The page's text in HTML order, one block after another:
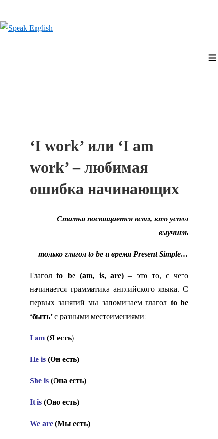
Перейти
‘I work’ или ‘I am
work’ – любимая
ошибка начинающих
Статья посвящается всем, кто успел
выучить
только глагол to be и время Present Simple…
Глаголto be (am, is, are) – это то, с чего
начинается грамматика английского языка. С
первых занятий мы запоминаем глагол to be
‘быть’ с разными местоимениями:
I am (Я есть)
He is (Он есть)
She is (Она есть)
It is (Оно есть)
We are (Мы есть)